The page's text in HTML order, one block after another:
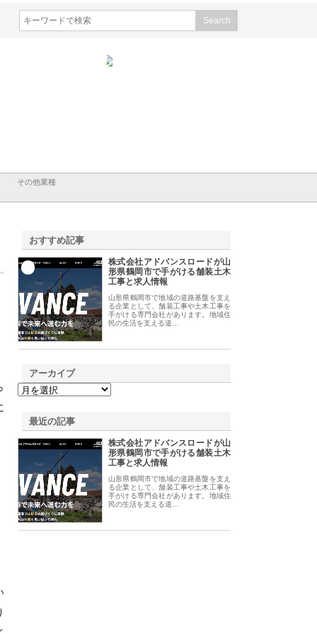
その他業種
おすすめ記事
株式会社アドバンスロードが山
形県鶴岡市で手がける舗装土木
工事と求人情報
山形県鶴岡市で地域の道路基盤を支え
る企業として、舗装工事や土木工事を
手がける専門会社があります。地域住
民の生活を支える道…
アーカイブ
最近の記事
株式会社アドバンスロードが山
形県鶴岡市で手がける舗装土木
工事と求人情報
山形県鶴岡市で地域の道路基盤を支え
る企業として、舗装工事や土木工事を
手がける専門会社があります。地域住
民の生活を支える道…